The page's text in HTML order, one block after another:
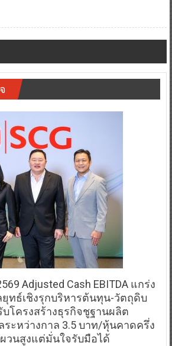
Adjusted Cash EBITDA แกร่ง
ยุทธ์เชิงรุกบริหารต้นทุน-วัตถุดิบ
บโครงสร้างธุรกิจชูฐานผลิต
ระหว่างกาล 3.5 บาท/หุ้นคาดครึ่ง
วนสูงแต่มั่นใจรับมือได้